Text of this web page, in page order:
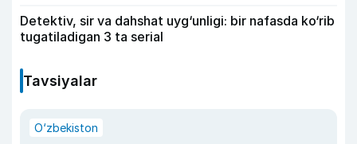
Detektiv, sir va dahshat uyg‘unligi: bir nafasda ko‘rib
tugatiladigan 3 ta serial
Tavsiyalar
O‘zbekiston